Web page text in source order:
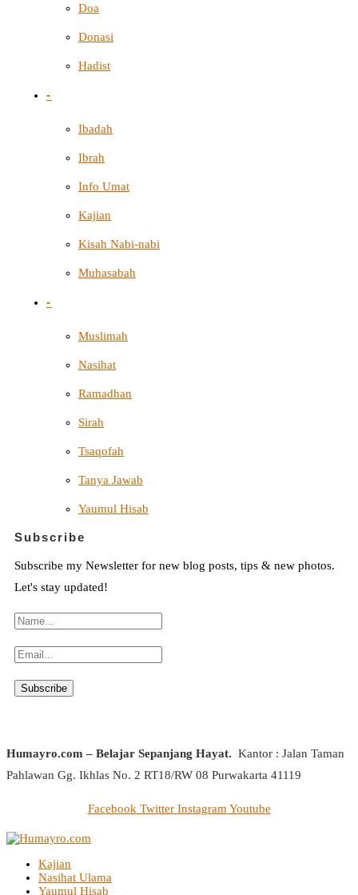
Doa
Donasi
Hadist
-
Ibadah
Ibrah
Info Umat
Kajian
Kisah Nabi-nabi
Muhasabah
-
Muslimah
Nasihat
Ramadhan
Sirah
Tsaqofah
Tanya Jawab
Yaumul Hisab
Subscribe
Subscribe my Newsletter for new blog posts, tips & new photos.
Let's stay updated!
Humayro.com – Belajar Sepanjang Hayat. Kantor : Jalan Taman
Pahlawan Gg. Ikhlas No. 2 RT18/RW 08 Purwakarta 41119
Facebook Twitter Instagram Youtube
Kajian
Nasihat Ulama
Yaumul Hisab